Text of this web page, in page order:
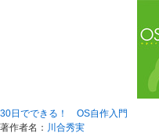
30日でできる！ OS自作入門
著作者名： 川合秀実